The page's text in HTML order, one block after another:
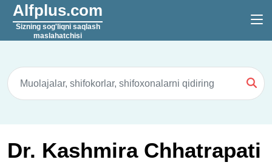
Alfplus.com
Sizning sog'liqni saqlash
maslahatchisi
Dr. Kashmira Chhatrapati